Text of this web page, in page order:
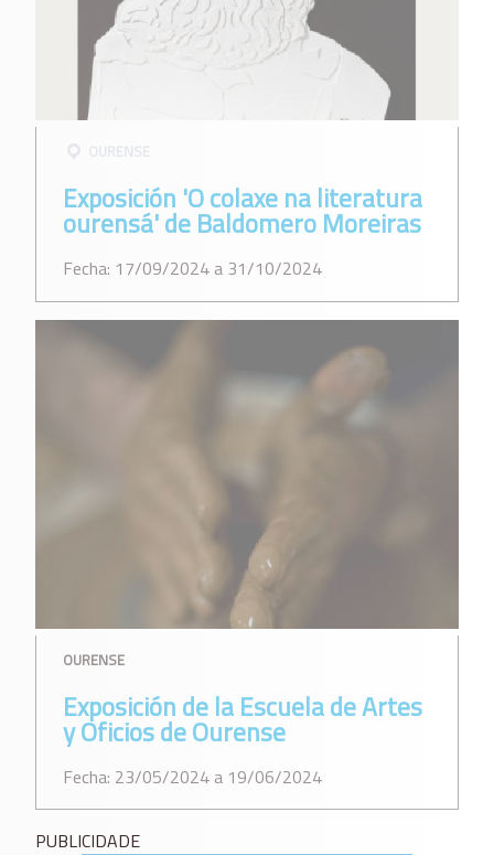
OURENSE
Exposición 'O colaxe na literatura
ourensá' de Baldomero Moreiras
Fecha: 17/09/2024 a 31/10/2024
OURENSE
Exposición de la Escuela de Artes
y Oficios de Ourense
Fecha: 23/05/2024 a 19/06/2024